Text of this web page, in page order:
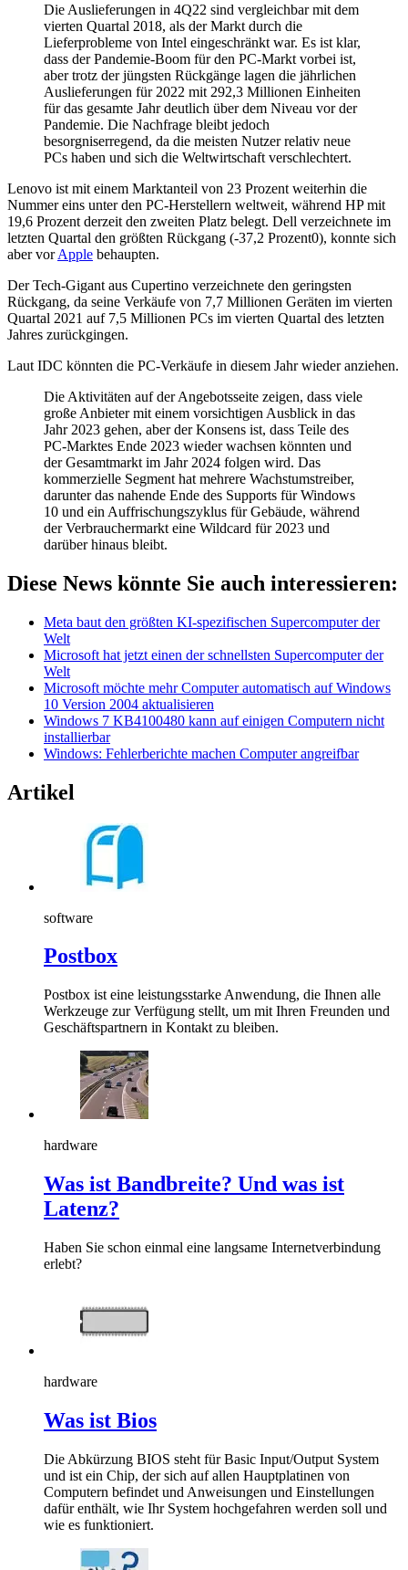
Die Auslieferungen in 4Q22 sind vergleichbar mit dem
vierten Quartal 2018, als der Markt durch die
Lieferprobleme von Intel eingeschränkt war. Es ist klar,
dass der Pandemie-Boom für den PC-Markt vorbei ist,
aber trotz der jüngsten Rückgänge lagen die jährlichen
Auslieferungen für 2022 mit 292,3 Millionen Einheiten
für das gesamte Jahr deutlich über dem Niveau vor der
Pandemie. Die Nachfrage bleibt jedoch
besorgniserregend, da die meisten Nutzer relativ neue
PCs haben und sich die Weltwirtschaft verschlechtert.
Lenovo ist mit einem Marktanteil von 23 Prozent weiterhin die
Nummer eins unter den PC-Herstellern weltweit, während HP mit
19,6 Prozent derzeit den zweiten Platz belegt. Dell verzeichnete im
letzten Quartal den größten Rückgang (-37,2 Prozent0), konnte sich
aber vorApple behaupten.
Der Tech-Gigant aus Cupertino verzeichnete den geringsten
Rückgang, da seine Verkäufe von 7,7 Millionen Geräten im vierten
Quartal 2021 auf 7,5 Millionen PCs im vierten Quartal des letzten
Jahres zurückgingen.
Laut IDC könnten die PC-Verkäufe in diesem Jahr wieder anziehen.
Die Aktivitäten auf der Angebotsseite zeigen, dass viele
große Anbieter mit einem vorsichtigen Ausblick in das
Jahr 2023 gehen, aber der Konsens ist, dass Teile des
PC-Marktes Ende 2023 wieder wachsen könnten und
der Gesamtmarkt im Jahr 2024 folgen wird. Das
kommerzielle Segment hat mehrere Wachstumstreiber,
darunter das nahende Ende des Supports für Windows
10 und ein Auffrischungszyklus für Gebäude, während
der Verbrauchermarkt eine Wildcard für 2023 und
darüber hinaus bleibt.
Diese News könnte Sie auch interessieren:
Meta baut den größten KI-spezifischen Supercomputer der
Welt
Microsoft hat jetzt einen der schnellsten Supercomputer der
Welt
Microsoft möchte mehr Computer automatisch auf Windows
10 Version 2004 aktualisieren
Windows 7 KB4100480 kann auf einigen Computern nicht
installierbar
Windows: Fehlerberichte machen Computer angreifbar
Artikel
software
Postbox
Postbox ist eine leistungsstarke Anwendung, die Ihnen alle
Werkzeuge zur Verfügung stellt, um mit Ihren Freunden und
Geschäftspartnern in Kontakt zu bleiben.
hardware
Was ist Bandbreite? Und was ist
Latenz?
Haben Sie schon einmal eine langsame Internetverbindung
erlebt?
hardware
Was ist Bios
Die Abkürzung BIOS steht für Basic Input/Output System
und ist ein Chip, der sich auf allen Hauptplatinen von
Computern befindet und Anweisungen und Einstellungen
dafür enthält, wie Ihr System hochgefahren werden soll und
wie es funktioniert.